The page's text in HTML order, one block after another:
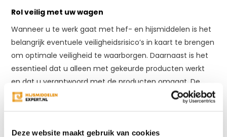
Deze website maakt gebruik van cookies
Rol veilig met uw wagen
Wanneer u te werk gaat met hef- en hijsmiddelen is het
belangrijk eventuele veiligheidsrisico’s in kaart te brengen
om optimale veiligheid te waarborgen. Daarnaast is het
essentieel dat u alleen met gekeurde producten werkt
en dat u verantwoord met de producten omgaat. De
producten in het assortiment van Hijsmiddelen-Expert